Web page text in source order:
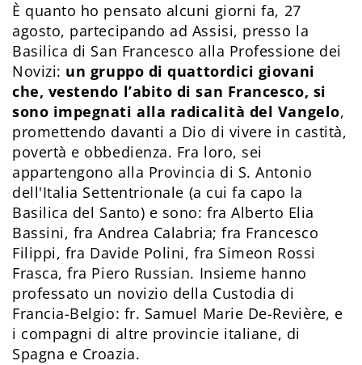
È quanto ho pensato alcuni giorni fa, 27
agosto, partecipando ad Assisi, presso la
Basilica di San Francesco alla Professione dei
Novizi: un gruppo di quattordici giovani
che, vestendo l’abito di san Francesco, si
sono impegnati alla radicalità del Vangelo,
promettendo davanti a Dio di vivere in castità,
povertà e obbedienza. Fra loro, sei
appartengono alla Provincia di S. Antonio
dell'Italia Settentrionale (a cui fa capo la
Basilica del Santo) e sono: fra Alberto Elia
Bassini, fra Andrea Calabria; fra Francesco
Filippi, fra Davide Polini, fra Simeon Rossi
Frasca, fra Piero Russian. Insieme hanno
professato un novizio della Custodia di
Francia-Belgio: fr. Samuel Marie De-Revière, e
i compagni di altre provincie italiane, di
Spagna e Croazia.